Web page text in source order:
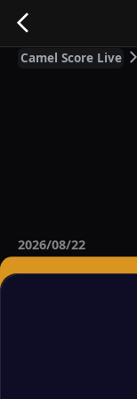
Camel Score Live
2026/08/22